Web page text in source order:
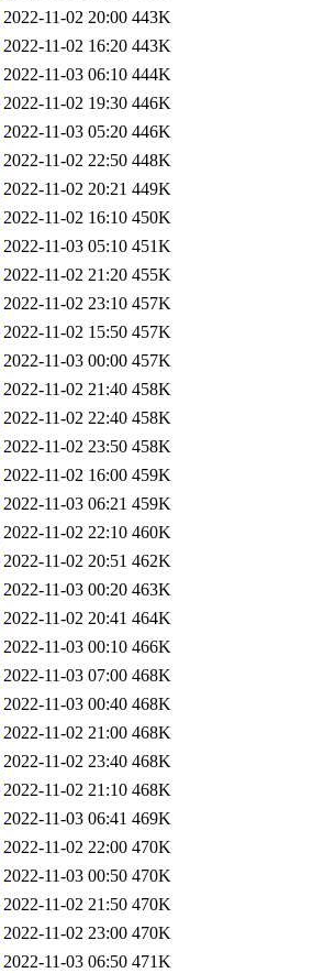
2022-11-02 20:00 443K
2022-11-02 16:20 443K
2022-11-03 06:10 444K
2022-11-02 19:30 446K
2022-11-03 05:20 446K
2022-11-02 22:50 448K
2022-11-02 20:21 449K
2022-11-02 16:10 450K
2022-11-03 05:10 451K
2022-11-02 21:20 455K
2022-11-02 23:10 457K
2022-11-02 15:50 457K
2022-11-03 00:00 457K
2022-11-02 21:40 458K
2022-11-02 22:40 458K
2022-11-02 23:50 458K
2022-11-02 16:00 459K
2022-11-03 06:21 459K
2022-11-02 22:10 460K
2022-11-02 20:51 462K
2022-11-03 00:20 463K
2022-11-02 20:41 464K
2022-11-03 00:10 466K
2022-11-03 07:00 468K
2022-11-03 00:40 468K
2022-11-02 21:00 468K
2022-11-02 23:40 468K
2022-11-02 21:10 468K
2022-11-03 06:41 469K
2022-11-02 22:00 470K
2022-11-03 00:50 470K
2022-11-02 21:50 470K
2022-11-02 23:00 470K
2022-11-03 06:50 471K